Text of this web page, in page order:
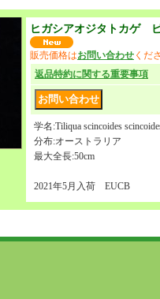
ヒガシアオジタトカゲ
販売価格はお問い合わせ くだ
返品特約に関する重要事項
学名:Tiliqua scincoides
分布:オーストラリア
最大全長:50cm
2021年5月入荷 EUCB